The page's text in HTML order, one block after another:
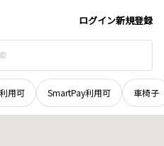
ログイン新規登録
用可 SmartPay利用可 車椅子